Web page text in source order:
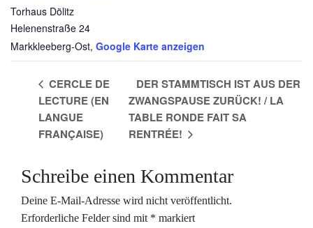
Torhaus Dölitz
Helenenstraße 24
Markkleeberg-Ost, Google Karte anzeigen
CERCLE DE
LECTURE (EN
LANGUE
FRANÇAISE)
DER STAMMTISCH IST AUS DER
ZWANGSPAUSE ZURÜCK! / LA
TABLE RONDE FAIT SA
RENTRÉE!
Schreibe einen Kommentar
Deine E-Mail-Adresse wird nicht veröffentlicht.
Erforderliche Felder sind mit * markiert